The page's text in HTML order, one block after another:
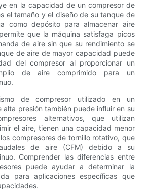
en la capacidad de un compresor de
el tamaño y el diseño de su tanque de
como depósito para almacenar aire
que la máquina satisfaga picos
de aire sin que su rendimiento se
de aire de mayor capacidad puede
del compresor al proporcionar un
de aire comprimido para un
de compresor utilizado en un
alta presión también puede influir en su
alternativos, que utilizan
el aire, tienen una capacidad menor
compresores de tornillo rotativo, que
de aire (CFM) debido a su
Comprender las diferencias entre
puede ayudar a determinar la
para aplicaciones específicas que